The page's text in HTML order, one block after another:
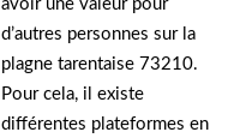
avoir une valeur pour
d’autres personnes sur la
plagne tarentaise 73210.
Pour cela, il existe
différentes plateformes en